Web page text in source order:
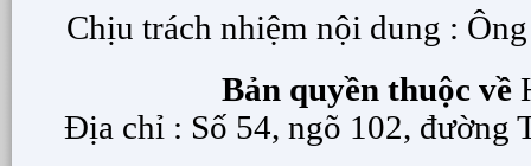
Chịu trách nhiệm nội dung :
Bản quyền thuộc về
Địa chỉ : Số 54, ngõ 102, đường